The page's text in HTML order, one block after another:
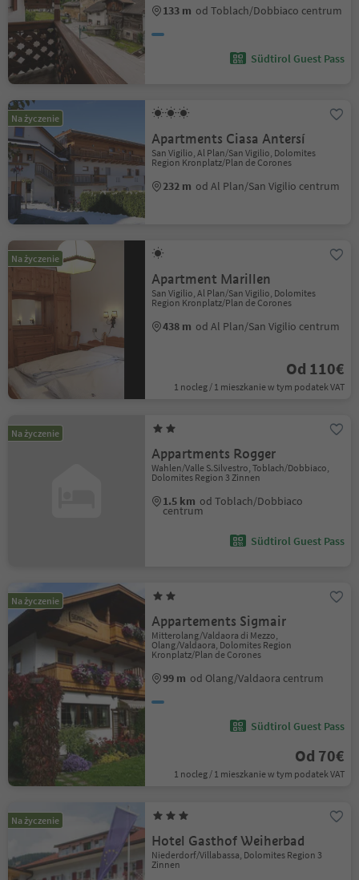
133 m od Toblach/Dobbiaco centrum
Südtirol Guest Pass
Na życzenie
Apartments Ciasa Antersí
San Vigilio, Al Plan/San Vigilio, Dolomites
Region Kronplatz/Plan de Corones
232 m od Al Plan/San Vigilio centrum
Na życzenie
Apartment Marillen
San Vigilio, Al Plan/San Vigilio, Dolomites
Region Kronplatz/Plan de Corones
438 m od Al Plan/San Vigilio centrum
Od 110€
1 nocleg / 1 mieszkanie w tym podatek VAT
Na życzenie
Appartments Rogger
Wahlen/Valle S.Silvestro, Toblach/Dobbiaco,
Dolomites Region 3 Zinnen
1.5 km od Toblach/Dobbiaco
centrum
Südtirol Guest Pass
Na życzenie
Appartements Sigmair
Mitterolang/Valdaora di Mezzo,
Olang/Valdaora, Dolomites Region
Kronplatz/Plan de Corones
99 m od Olang/Valdaora centrum
Südtirol Guest Pass
Od 70€
1 nocleg / 1 mieszkanie w tym podatek VAT
Na życzenie
Hotel Gasthof Weiherbad
Niederdorf/Villabassa, Dolomites Region 3
Zinnen